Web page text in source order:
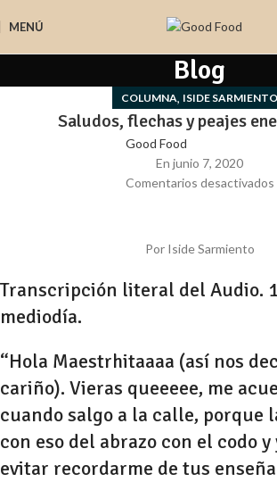
MENÚ
Blog
COLUMNA, ISIDE SARMIENTO
Saludos, flechas y peajes
Good Food
En junio 7, 2020
Comentarios desactivados
Por Iside Sarmiento
Transcripción literal del Audio.
mediodía.
“Hola Maestrhitaaaa (así nos
cariño). Vieras queeeee, me
cuando salgo a la calle, porque
con eso del abrazo con el codo y
evitar recordarme de tus